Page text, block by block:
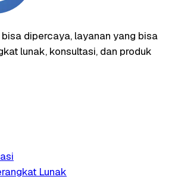
dipercaya, layanan yang bisa
lunak, konsultasi, dan produk
Lunak